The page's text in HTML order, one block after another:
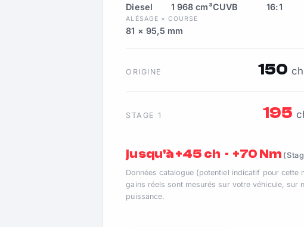
Diesel 1 968 cm³CUVB 16:1
ALÉSAGE × COURSE
81 × 95,5 mm
ORIGINE 150 ch
STAGE 1 195
jusqu'à +45 ch · +70 Nm
Données catalogue (potentiel indicatif pour cette
gains réels sont mesurés sur votre véhicule, sur
puissance.